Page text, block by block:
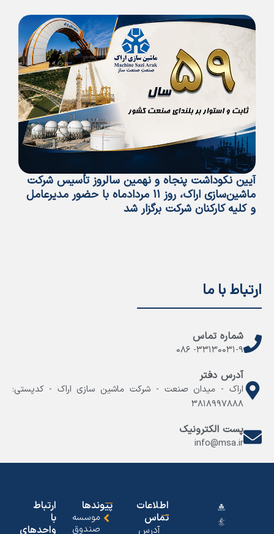
آیین نکوداشت پنجاه و نهمین سالروز تأسیس شرکت
ماشین‌سازی اراک، روز ۱۱ مردادماه با حضور مدیرعامل
و کلیه کارکنان شرکت برگزار شد
ارتباط با ما
شماره تماس
۳۳۱۳۰۰۳۱-۹- ۰۸۶
آدرس دفتر
اراک - میدان صنعت - شرکت ماشین سازی اراک - کدپستی:
۳۸۱۸۹۹۷۸۸۸
پست الکترونیک
info@msa.ir
اطلاعات
تماس
آدرس
پیوندها
موسسه
صندوق
ارتباط
با
واحدهای